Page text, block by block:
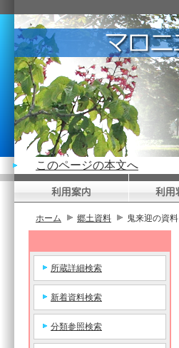
このページの本文へ
ホーム 郷土資料 鬼来迎の資料
所蔵詳細検索
新着資料検索
分類参照検索